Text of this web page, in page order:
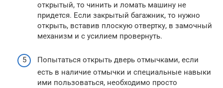
открытый, то чинить и ломать машину не
придется. Если закрытый багажник, то нужно
открыть, вставив плоскую отвертку, в замочный
механизм и с усилием провернуть.
Попытаться открыть дверь отмычками, если
есть в наличие отмычки и специальные навыки
ими пользоваться, необходимо просто